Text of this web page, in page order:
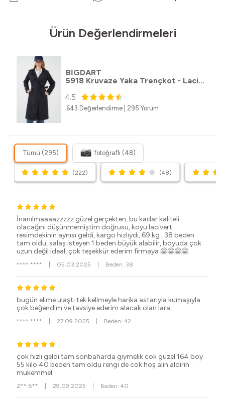
Ürün Değerlendirmeleri
BİGDART
5918 Kruvaze Yaka Trençkot - Lacivert
4.5
643 Değerlendirme 295 Yorum
Tümü (295) fotoğraflı (48)
(222) (48)
İnanılmaaaazzzzz güzel gerçekten, bu kadar kaliteli
olacağını düşünmemiştim doğrusu, koyu lacivert
resimdekinin aynısı geldi, kargo hızlıydı, 69 kg , 38 beden
tam oldu, salaş isteyen 1 beden büyük alabilir, boyuda çok
uzun değil ideal, çok teşekkür ederim firmaya 🤗🤗🤗🤗
**** **** 05.03.2025 Beden: 38
bugün elime ulaştı tek kelimeyle harika astarıyla kumaşıyla
çok beğendim ve tavsiye ederim alacak olan lara
**** **** 27.09.2025 Beden: 42
çok hızlı geldi tam sonbaharda giymelik cok guzel 164 boy
55 kilo 40 beden tam oldu rengi de cok hoş alin aldirin
mukemmel
Z** B** 29.09.2025 Beden: 40